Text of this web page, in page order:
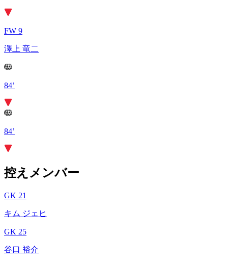
FW 9
澤上 竜二
84’
84’
控えメンバー
GK 21
キム ジェヒ
GK 25
谷口 裕介